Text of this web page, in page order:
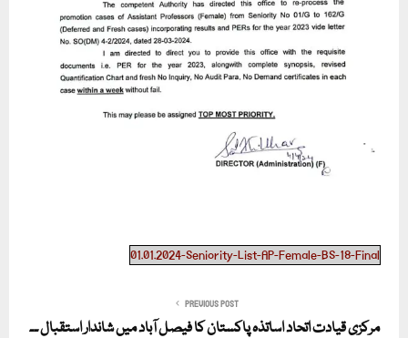
01.01.2024-Seniority-List-AP-Female-BS-18-Final
PREVIOUS POST
مرکزی قیادت اتحاد اساتذہ پاکستان کا فیصل آباد میں شاندار استقبال ۔۔